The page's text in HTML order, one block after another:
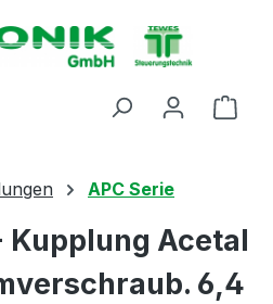
APC Serie
Kupplung Acetal
6,4